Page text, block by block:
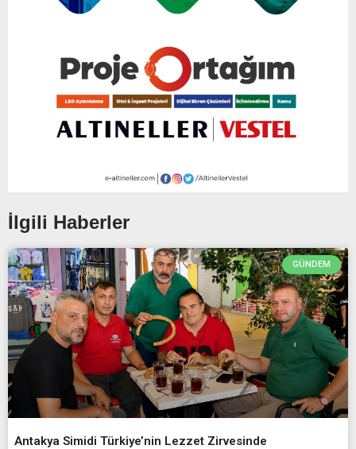
İlgili Haberler
GÜNDEM
Antakya Simidi Türkiye’nin Lezzet Zirvesinde